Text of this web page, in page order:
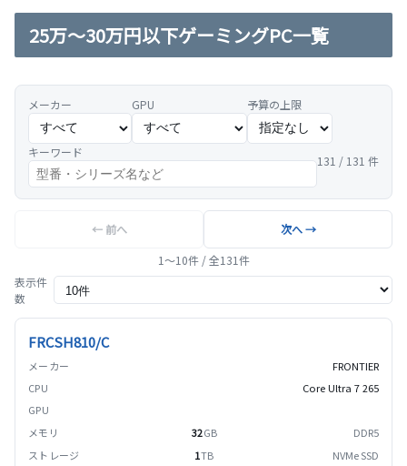
25万～30万円以下ゲーミングPC一覧
メーカー GPU 予算の上限
キーワード
131 / 131 件
← 前へ
1〜10件 / 全131件
次へ →
表示件
数
モデル名 メーカー
FRCSH810/C
FRONTIER
Core Ultra 7 265
32GB
DDR5
1TB NVMe SSD